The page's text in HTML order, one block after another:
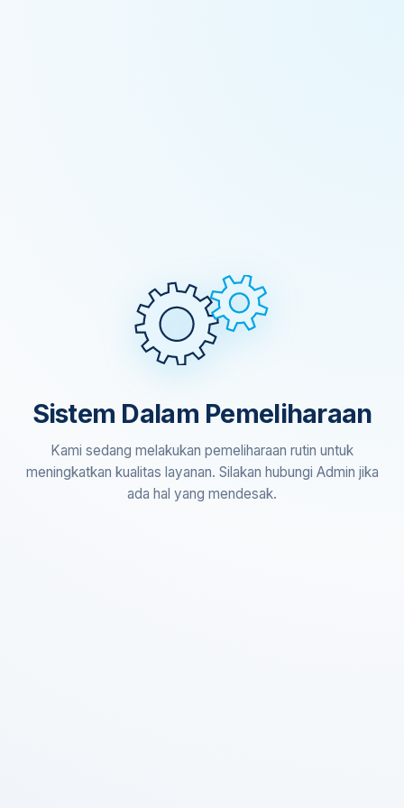
Sistem Dalam Pemeliharaan
Kami sedang melakukan pemeliharaan rutin untuk
meningkatkan kualitas layanan. Silakan hubungi Admin jika
ada hal yang mendesak.